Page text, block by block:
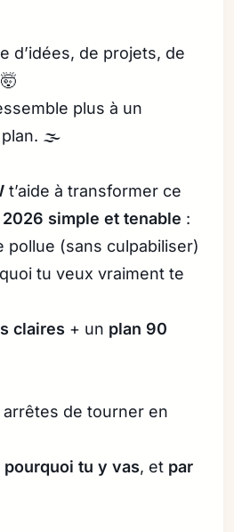
d’idées, de projets, de
plus à un
plan. 🌫️
t’aide à transformer ce
2026 simple et tenable :
pollue (sans culpabiliser)
tu veux vraiment te
claires + un plan 90
de tourner en
pourquoi tu y vas, et par